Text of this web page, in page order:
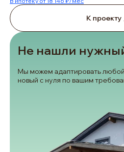
К проекту
Не нашли
Мы можем адаптировать любой
новый с нуля по вашим